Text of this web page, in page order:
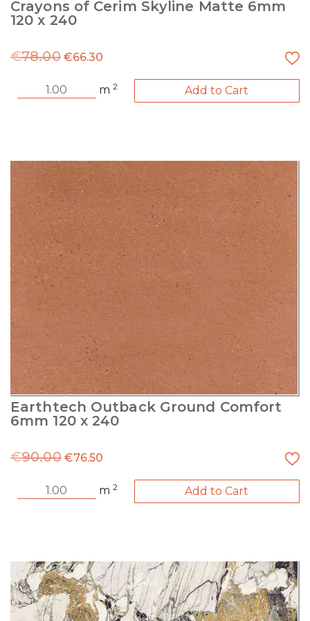
Crayons of Cerim Skyline Matte 6mm
120 x 240
€78.00 €66.30
m2 Add to Cart
Earthtech Outback Ground Comfort
6mm 120 x 240
€90.00 €76.50
m2 Add to Cart